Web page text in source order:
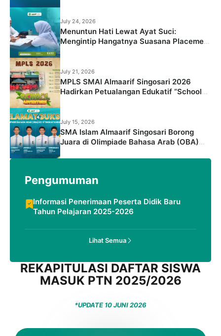
July 24, 2026
Menuntun Hati Lewat Ayat Suci:
Mengintip Hangatnya Suasana Placement
July 21, 2026
MPLS SMAI Almaarif Singosari 2026
Hadirkan Petualangan Edukatif “School
July 15, 2026
SMA Islam Almaarif Singosari Borong
Juara di Olimpiade Bahasa Arab (OBA)
Pengumuman
Informasi Penerimaan Peserta Didik Baru
Tahun Pelajaran 2025-2026
Lihat Semua
REKAPITULASI DAFTAR SISWA
MASUK PTN 2025/2026
*UPDATE 10 JUNI 2026